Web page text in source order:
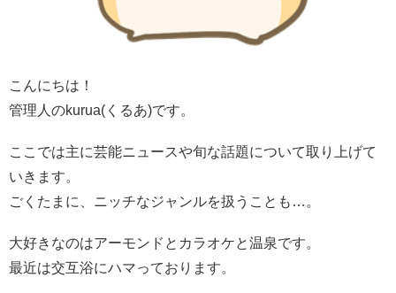
こんにちは！
管理人のkurua(くるあ)です。
ここでは主に芸能ニュースや旬な話題について取り上げて
いきます。
ごくたまに、ニッチなジャンルを扱うことも…。
大好きなのはアーモンドとカラオケと温泉です。
最近は交互浴にハマっております。